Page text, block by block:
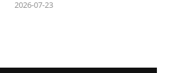
2026-07-23